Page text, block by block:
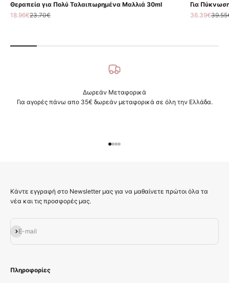
Θεραπεία για Πολύ Ταλαιπωρημένα Μαλλιά 30ml
Τιμή πώλησης
18.96€Κανονική τιμή
23.70€
Για
Τιμή
36.39€
Δωρεάν Μεταφορικά
Για αγορές πάνω απο 35€ δωρεάν μεταφορικά σε όλη την Ελλάδα.
Κάντε εγγραφή στο Newsletter μας για να μαθαίνετε πρώτοι όλα τα
νέα και τις προσφορές μας.
E-mail
Εγγραφή
Πληροφορίες